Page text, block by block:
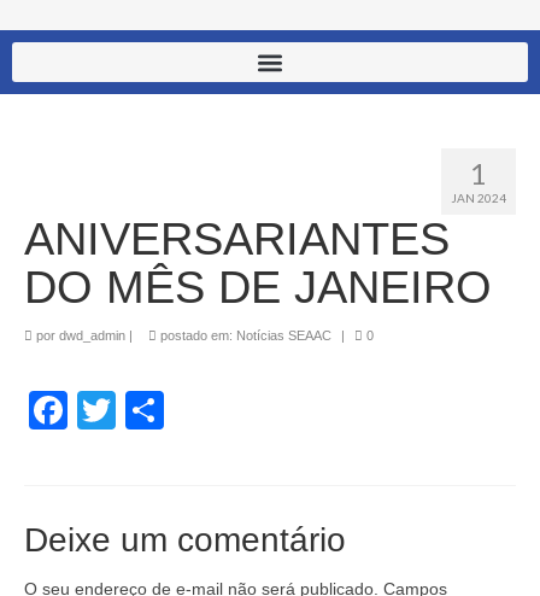
1
JAN 2024
ANIVERSARIANTES
DO MÊS DE JANEIRO
por dwd_admin postado em: Notícias SEAAC 0
Facebook
Twitter
Deixe um comentário
O seu endereço de e-mail não será publicado. Campos